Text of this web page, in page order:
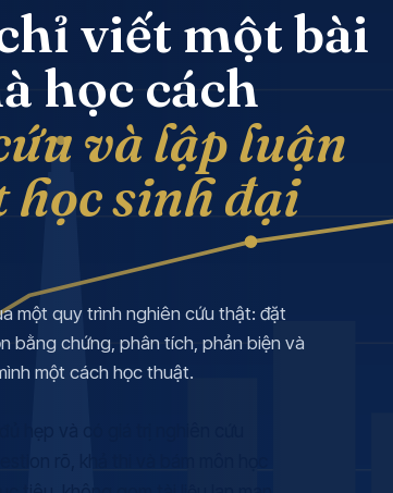
viết một bài
học cách
và lập luận
học sinh đại
một quy trình nghiên cứu thật: đặt
bằng chứng, phân tích, phản biện và
một cách học thuật.